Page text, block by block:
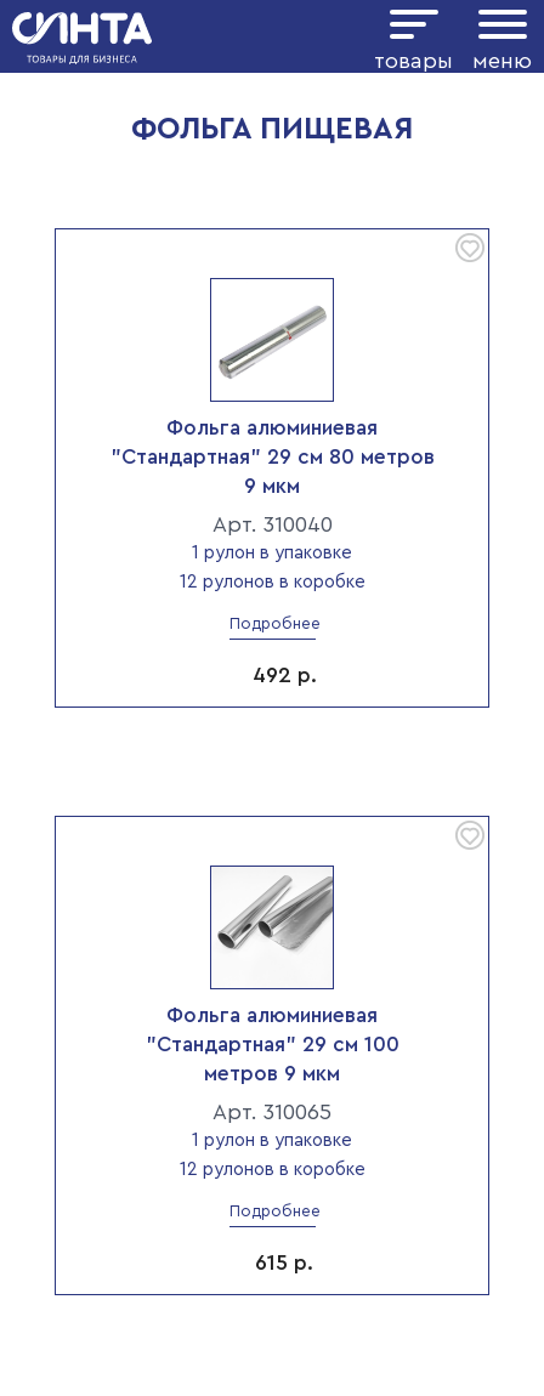
товары меню
Показать фильтр
ФОЛЬГА ПИЩЕВАЯ
Фольга алюминиевая
"Стандартная" 29 см 80 метров
9 мкм
Арт. 310040
1 рулон в упаковке
12 рулонов в коробке
Подробнее
492 р.
Фольга алюминиевая
"Стандартная" 29 см 100
метров 9 мкм
Арт. 310065
1 рулон в упаковке
12 рулонов в коробке
Подробнее
615 р.